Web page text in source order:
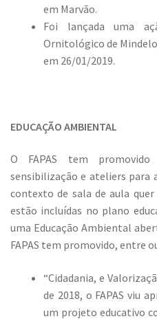
em Marvão.
Foi lançada uma
Ornitológico de
em 26/01/2019.
EDUCAÇÃO AMBIENTAL
O FAPAS tem
sensibilização e ateliers para
contexto de sala de aula
estão incluídas no plano
uma Educação Ambiental
FAPAS tem promovido, entre
“Cidadania, e
de 2018, o FAPAS viu
um projeto educativo